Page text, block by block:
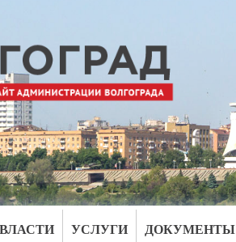
УСЛУГИ ДОКУМЕНТЫ